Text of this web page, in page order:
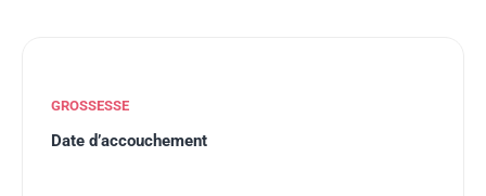
GROSSESSE
Date d’accouchement